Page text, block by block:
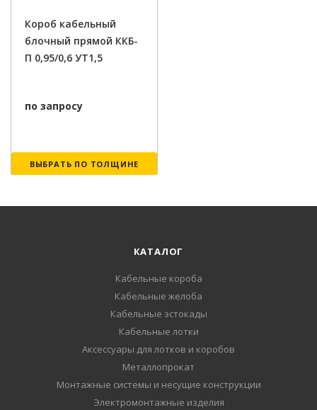
Короб кабельный
блочный прямой ККБ-
П 0,95/0,6 УТ1,5
по запросу
ВЫБРАТЬ ПО ТОЛЩИНЕ
КАТАЛОГ
Кабельные короба
Кабельные желоба
Кабельные эстокады
Кабельные лотки
Аксессуары для лотков и коробов
Металлопрокат
Монтажные системы и несущие конструкции
Электромонтажные изделия